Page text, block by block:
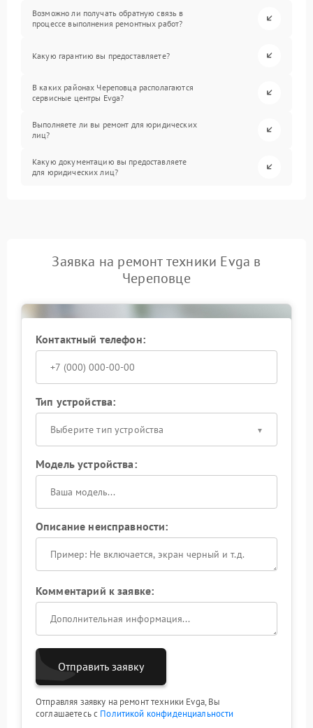
Возможно ли получать обратную связь в
процессе выполнения ремонтных работ?
Какую гарантию вы предоставляете?
В каких районах Череповца располагаются
сервисные центры Evga?
Выполняете ли вы ремонт для юридических
лиц?
Какую документацию вы предоставляете
для юридических лиц?
Заявка на ремонт техники Evga в
Череповце
Контактный телефон:
Тип устройства:
Выберите тип устройства
Модель устройства:
Описание неисправности:
Комментарий к заявке:
Отправить заявку
Отправляя заявку на ремонт техники Evga, Вы
соглашаетесь с Политикой конфиденциальности